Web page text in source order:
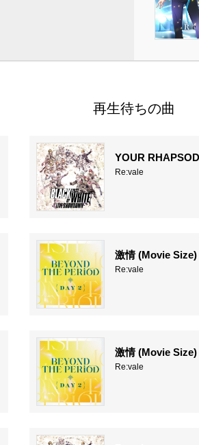
再生待ちの曲
YOUR
Re:vale
激情 (Movie Size)
Re:vale
激情 (Movie Size)
Re:vale